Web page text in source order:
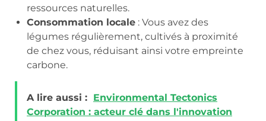
ressources naturelles.
Consommation locale : Vous avez des
légumes régulièrement, cultivés à proximité
de chez vous, réduisant ainsi votre empreinte
carbone.
A lire aussi : Environmental Tectonics
Corporation : acteur clé dans l'innovation